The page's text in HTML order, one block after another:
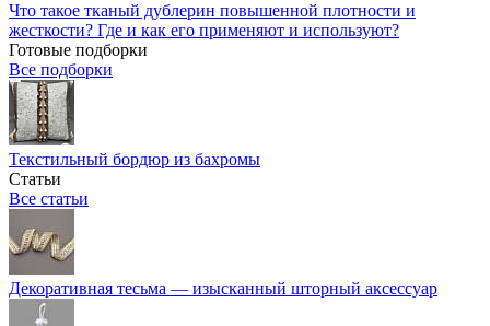
Что такое тканый дублерин повышенной плотности и
жесткости? Где и как его применяют и используют?
Готовые подборки
Все подборки
Текстильный бордюр из бахромы
Статьи
Все статьи
Декоративная тесьма — изысканный шторный аксессуар